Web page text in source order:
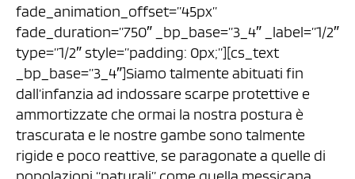
fade_animation_offset=”45px”
fade_duration=”750″ _bp_base=”3_4″ _label=”1/2″
type=”1/2″ style=”padding: 0px;”][cs_text
_bp_base=”3_4″]Siamo talmente abituati fin
dall’infanzia ad indossare scarpe protettive e
ammortizzate che ormai la nostra postura è
trascurata e le nostre gambe sono talmente
rigide e poco reattive, se paragonate a quelle di